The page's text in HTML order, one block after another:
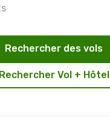
Rechercher Vol + Hôtel
Rechercher des vols